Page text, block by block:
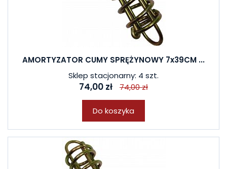
AMORTYZATOR CUMY SPRĘŻYNOWY 7x39CM ...
Sklep stacjonarny: 4 szt.
74,00 zł 74,00 zł
Do koszyka